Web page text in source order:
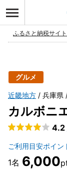
ふるさと納税サイ
グルメ
近畿地方 兵庫県
カルボ
4.2
ご利用目安ポイン
6,000